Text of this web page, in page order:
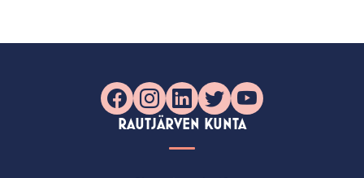
Facebook
Instagram
LinkedIn
X YouTube
RAUTJÄRVEN KUNTA